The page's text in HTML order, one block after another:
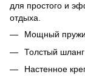
для простого и
отдыха.
Мощный
Толстый
Настенное